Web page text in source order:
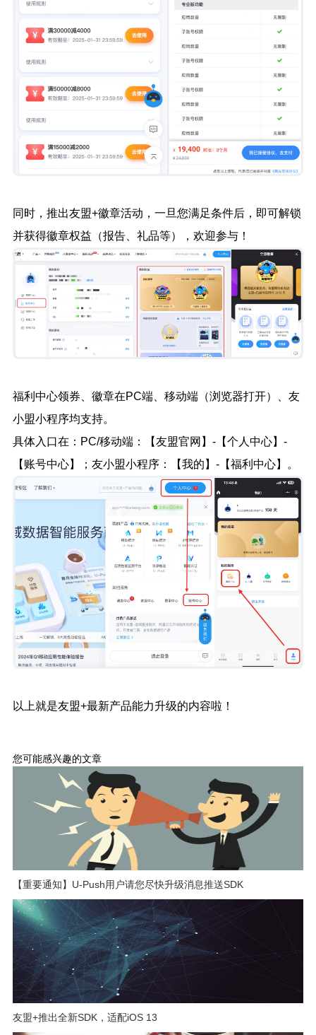
同时，推出友盟+徽章活动，一旦您满足条件后，即可解锁
并获得徽章权益（报告、礼品等），欢迎参与！
福利中心领券、徽章在PC端、移动端（浏览器打开）、友
小盟小程序均支持。
具体入口在：PC/移动端：【友盟官网】-【个人中心】-
【账号中心】；友小盟小程序：【我的】-【福利中心】。
以上就是友盟+最新产品能力升级的内容啦！
您可能感兴趣的文章
【重要通知】U-Push用户请您尽快升级消息推送SDK
友盟+推出全新SDK，适配iOS 13